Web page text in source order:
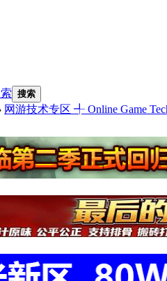
搜索
网游技术专区 ╃ Online Game